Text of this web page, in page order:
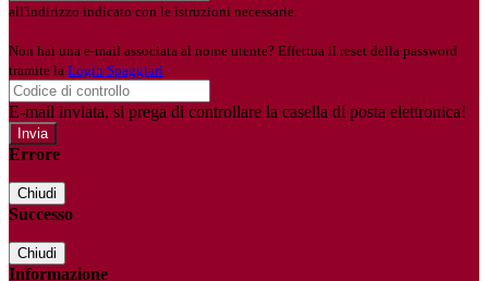
all'indirizzo indicato con le istruzioni necessarie.
Non hai una e-mail associata al nome utente? Effettua il reset della password
tramite la Login Spaggiari
E-mail inviata, si prega di controllare la casella di posta elettronica!
Errore
Chiudi
Successo
Chiudi
Informazione